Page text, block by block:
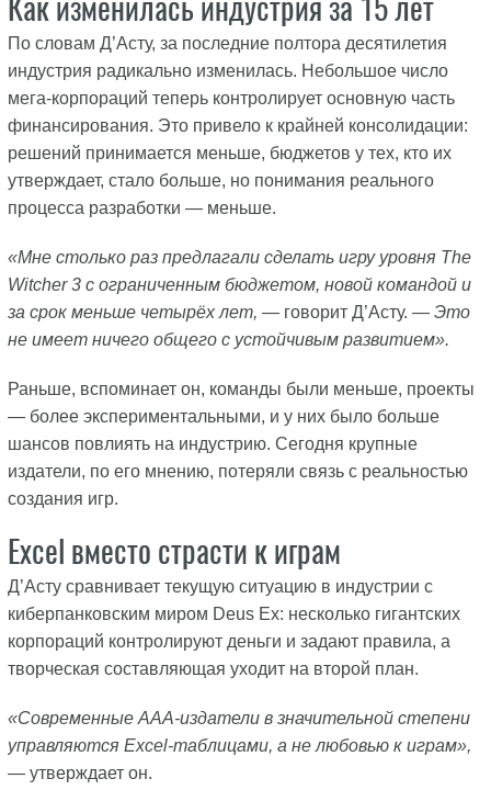
По словам Д’Асту, за последние полтора десятилетия
индустрия радикально изменилась. Небольшое число
мега-корпораций теперь контролирует основную часть
финансирования. Это привело к крайней консолидации:
решений принимается меньше, бюджетов у тех, кто их
утверждает, стало больше, но понимания реального
процесса разработки — меньше.
«Мне столько раз предлагали сделать игру уровня The
Witcher 3 с ограниченным бюджетом, новой командой и
за срок меньше четырёх лет, — говорит Д’Асту. —Это
не имеет ничего общего с устойчивым развитием».
Раньше, вспоминает он, команды были меньше, проекты
— более экспериментальными, и у них было больше
шансов повлиять на индустрию. Сегодня крупные
издатели, по его мнению, потеряли связь с реальностью
создания игр.
Excel вместо страсти к играм
Д’Асту сравнивает текущую ситуацию в индустрии с
киберпанковским миром Deus Ex: несколько гигантских
корпораций контролируют деньги и задают правила, а
творческая составляющая уходит на второй план.
«Современные AAA-издатели в значительной степени
управляются Excel-таблицами, а не любовью к играм»,
— утверждает он.